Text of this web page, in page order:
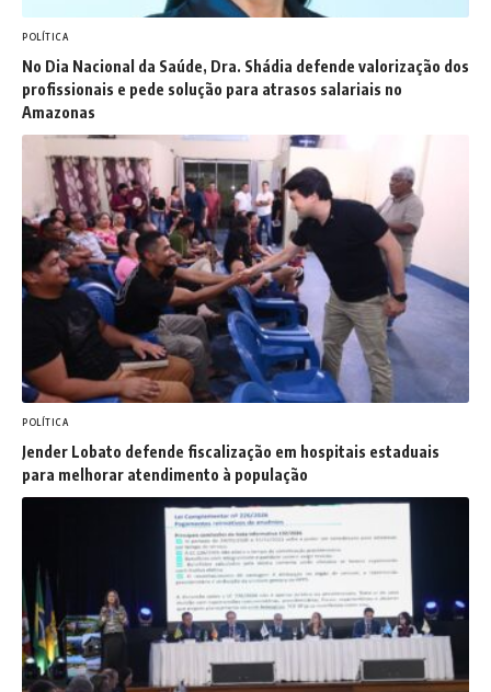
POLÍTICA
No Dia Nacional da Saúde, Dra. Shádia defende valorização dos
profissionais e pede solução para atrasos salariais no
Amazonas
POLÍTICA
Jender Lobato defende fiscalização em hospitais estaduais
para melhorar atendimento à população